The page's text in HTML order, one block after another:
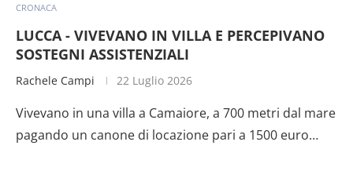
CRONACA
LUCCA - VIVEVANO IN VILLA E PERCEPIVANO
SOSTEGNI ASSISTENZIALI
Rachele Campi 22 Luglio 2026
Vivevano in una villa a Camaiore, a 700 metri dal mare
pagando un canone di locazione pari a 1500 euro…